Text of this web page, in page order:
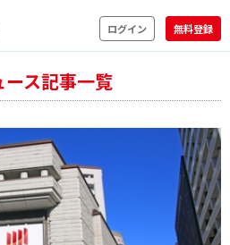
ログイン 無料登録
ス記事一覧